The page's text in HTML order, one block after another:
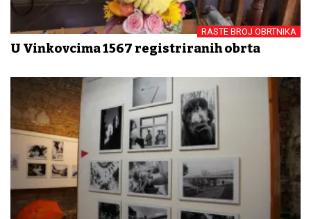
RASTE BROJ OBRTNIKA
U Vinkovcima 1567 registriranih obrta